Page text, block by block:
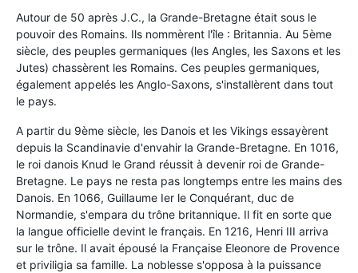
Autour de 50 après J.C., la Grande-Bretagne était sous le
pouvoir des Romains. Ils nommèrent l'île : Britannia. Au 5ème
siècle, des peuples germaniques (les Angles, les Saxons et les
Jutes) chassèrent les Romains. Ces peuples germaniques,
également appelés les Anglo-Saxons, s'installèrent dans tout
le pays.
A partir du 9ème siècle, les Danois et les Vikings essayèrent
depuis la Scandinavie d'envahir la Grande-Bretagne. En 1016,
le roi danois Knud le Grand réussit à devenir roi de Grande-
Bretagne. Le pays ne resta pas longtemps entre les mains des
Danois. En 1066, Guillaume Ier le Conquérant, duc de
Normandie, s'empara du trône britannique. Il fit en sorte que
la langue officielle devint le français. En 1216, Henri III arriva
sur le trône. Il avait épousé la Française Eleonore de Provence
et priviligia sa famille. La noblesse s'opposa à la puissance